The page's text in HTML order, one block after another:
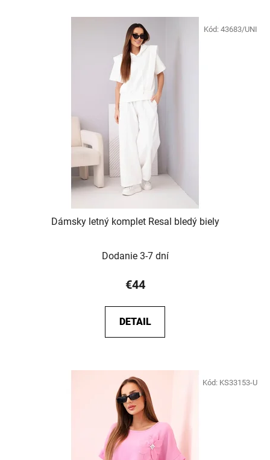
Dámsky letný komplet Resal bledý biely
Dodanie 3-7 dní
€44
DETAIL
Kód: 43683/UNI
Kód: KS33153-U